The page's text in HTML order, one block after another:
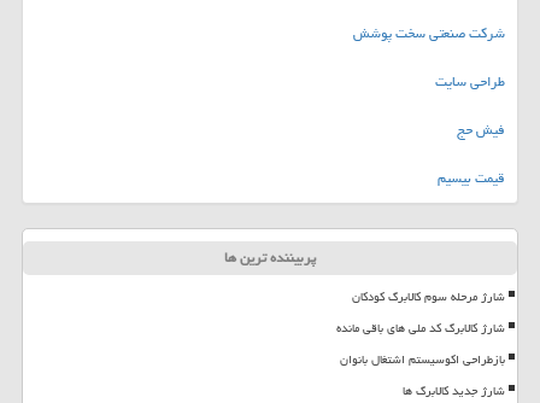
شرکت صنعتی سخت پوشش
طراحی سایت
فیش حج
قیمت بیسیم
پربیننده ترین ها
شارژ مرحله سوم کالابرگ کودکان
شارژ کالابرگ کد ملی های باقی مانده
بازطراحی اکوسیستم اشتغال بانوان
شارژ جدید کالابرگ ها